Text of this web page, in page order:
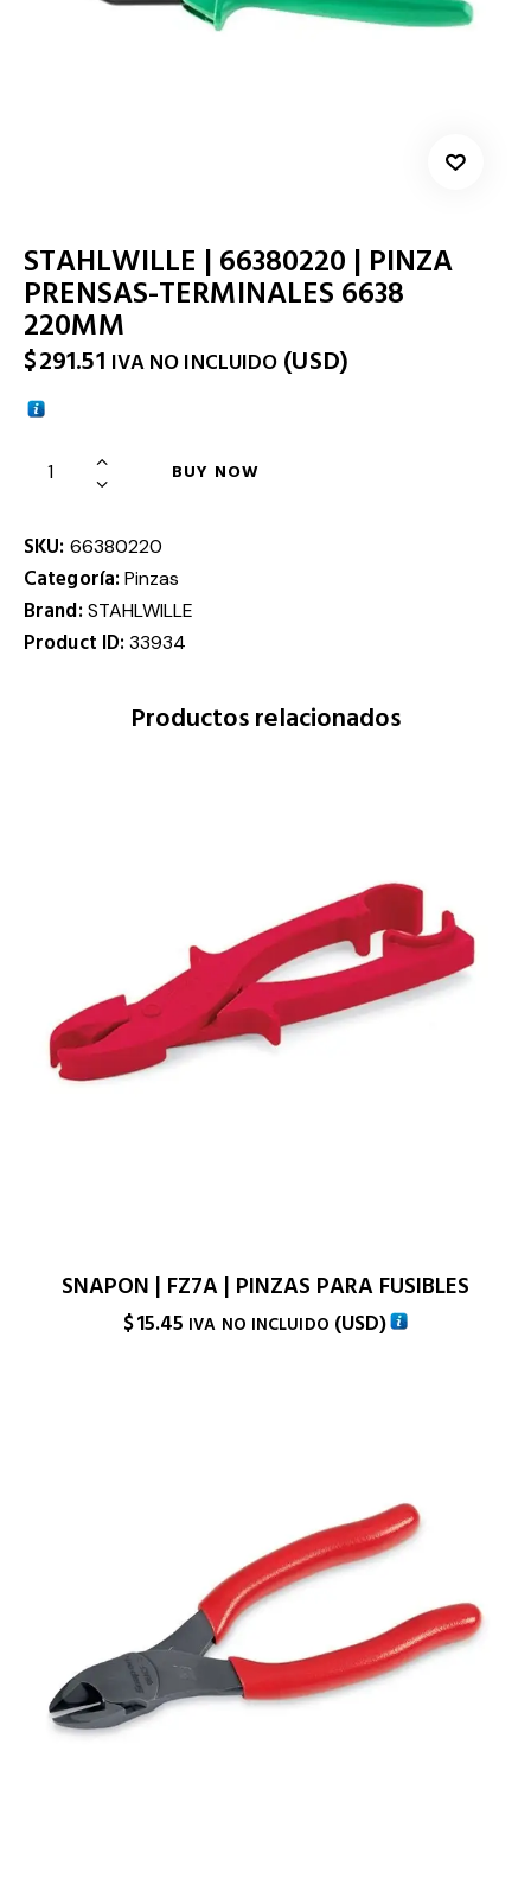
STAHLWILLE | 66380220 | PINZA
PRENSAS-TERMINALES 6638
220MM
$291.51 IVA NO INCLUIDO (USD)
BUY NOW
SKU: 66380220
Categoría:Pinzas
Brand: STAHLWILLE
Product ID:33934
Productos relacionados
SNAPON | FZ7A | PINZAS PARA FUSIBLES
$15.45 IVA NO INCLUIDO (USD)